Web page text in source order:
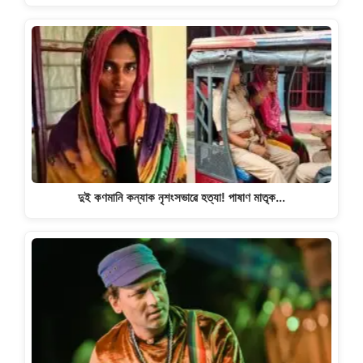
দুই কণমানি কন্যাক নৃশংসভাৱে হত্যা! পাষাণ মাতৃক…